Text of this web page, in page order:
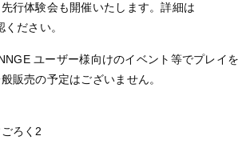
行体験会も開催いたします。詳細は
ください。
ユーザー様向けのイベント等でプレイを
販売の予定はございません。
ろく2